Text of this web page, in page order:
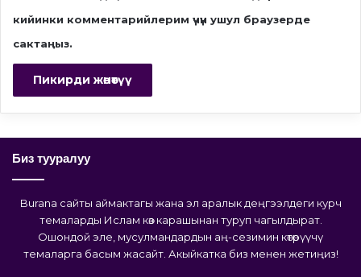
кийинки комментарийлерим үчүн ушул браузерде
сактаңыз.
Биз тууралуу
Burana сайты аймактагы жана эл аралык деңгээлдеги курч
темаларды Ислам көз карашынан туруп чагылдырат.
Ошондой эле, мусулмандардын аң-сезимин көтөрүүчү
темаларга басым жасайт. Акыйкатка биз менен жетиңиз!